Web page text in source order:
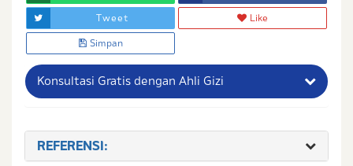
Tweet Like
Simpan
Konsultasi Gratis dengan Ahli Gizi
No. Handphone (Whatsapp)
REFERENSI: